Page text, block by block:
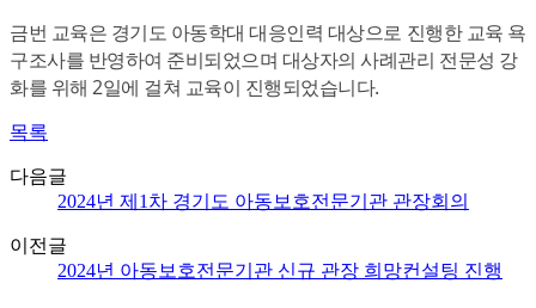
금번 교육은 경기도 아동학대 대응인력 대상으로 진행한 교육 욕
구조사를 반영하여 준비되었으며 대상자의 사례관리 전문성 강
화를 위해 2일에 걸쳐 교육이 진행되었습니다.
목록
다음글
2024년 제1차 경기도 아동보호전문기관 관장회의
이전글
2024년 아동보호전문기관 신규 관장 희망컨설팅 진행